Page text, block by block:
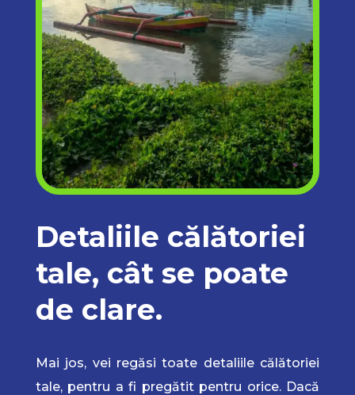
Detaliile călătoriei
tale, cât se poate
de clare.
Mai jos, vei regăsi toate detaliile călătoriei
tale, pentru a fi pregătit pentru orice. Dacă